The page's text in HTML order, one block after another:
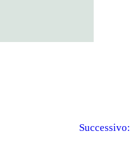
Successivo: